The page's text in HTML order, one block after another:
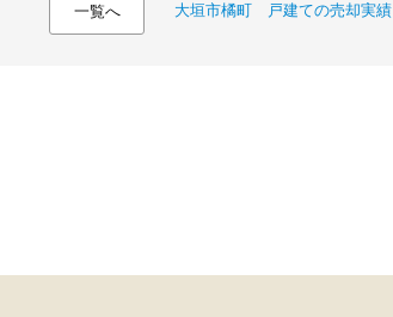
一覧へ 大垣市橘町 戸建ての売却実績